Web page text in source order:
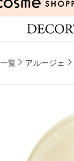
覧 アルージェ